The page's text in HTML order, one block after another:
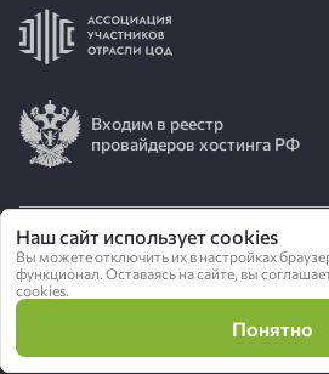
Входим в реестр
провайдеров хостинга РФ
© 2026 АО «ИОТ»
Политика конфиденциальности
Сделано в
Наш сайт использует cookies
Вы можете отключить их в настройках
функционал. Оставаясь на сайте, вы
cookies.
Понятно